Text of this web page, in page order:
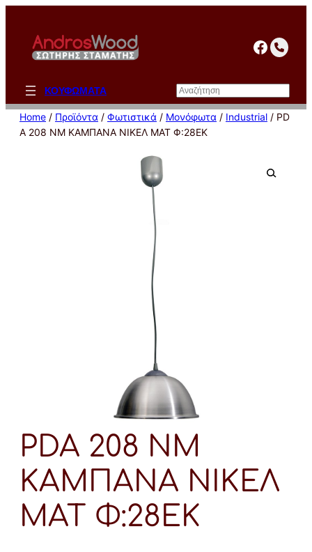
περιεχόμενο
ΚΟΥΦΩΜΑΤΑ Αναζήτηση
Home / Προϊόντα / Φωτιστικά / Μονόφωτα / Industrial / PD
A 208 NM ΚΑΜΠΑΝΑ ΝΙΚΕΛ ΜΑΤ Φ:28ΕΚ
PDA 208 NM
ΚΑΜΠΑΝΑ ΝΙΚΕΛ
ΜΑΤ Φ:28ΕΚ